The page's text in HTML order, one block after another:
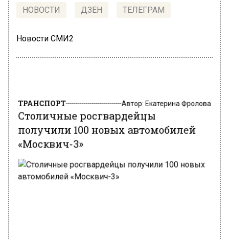
НОВОСТИ ДЗЕН ТЕЛЕГРАМ
Новости СМИ2
Столичные росгвардейцы
получили 100 новых автомобилей
«Москвич-3»